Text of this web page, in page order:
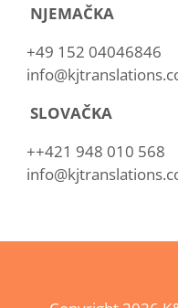
NJEMAČKA
+49 152 04046846
SLOVAČKA
++421 948 010 568